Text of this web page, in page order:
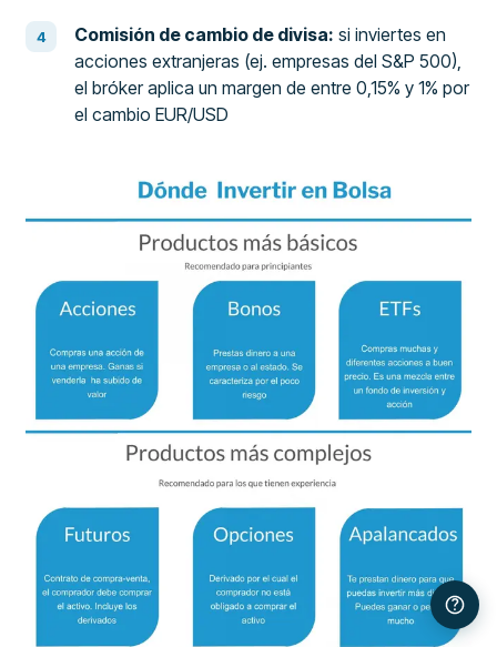
Comisión de cambio de divisa: si inviertes en
acciones extranjeras (ej. empresas del S&P 500),
el bróker aplica un margen de entre 0,15% y 1% por
el cambio EUR/USD